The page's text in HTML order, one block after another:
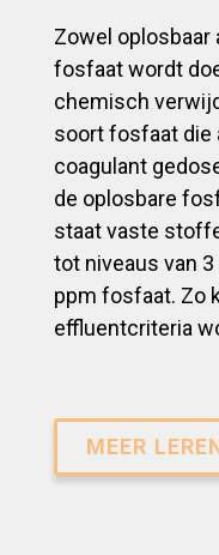
Zowel oplosbaar
fosfaat wordt
chemisch
soort fosfaat die
coagulant
de oplosbare
staat vaste
tot niveaus van
ppm fosfaat. Zo
effluentcriteria
MEER